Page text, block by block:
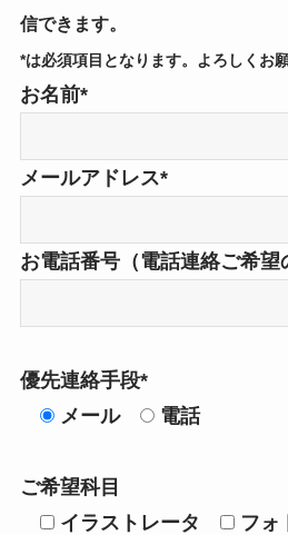
信できます。
*は必須項目となります。よろしくお
お名前*
メールアドレス*
お電話番号（電話連絡ご希望
優先連絡手段*
メール
電話
ご希望科目
イラストレータ
フォ